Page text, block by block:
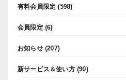
有料会員限定 (598)
会員限定 (6)
お知らせ(207)
新サービス＆使い方(90)